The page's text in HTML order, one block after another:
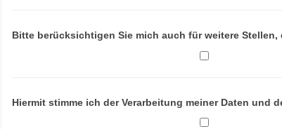
Bitte berücksichtigen Sie mich auch für weitere
Hiermit stimme ich der Verarbeitung meiner Daten und